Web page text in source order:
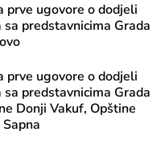
prve ugovore o dodjeli
predstavnicima Grada
prve ugovore o dodjeli
predstavnicima Grada
Donji Vakuf, Opštine